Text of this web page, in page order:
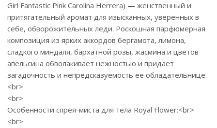
Girl Fantastic Pink Carolina Herrera) — женственный и
притягательный аромат для изысканных, уверенных в
себе, обворожительных леди. Роскошная парфюмерная
композиция из ярких аккордов бергамота, лимона,
сладкого миндаля, бархатной розы, жасмина и цветов
апельсина обволакивает нежностью и придает
загадочность и непредсказуемость ее обладательнице.
<br>
<br>
Особенности спрея-миста для тела Royal Flower:<br>
<br>